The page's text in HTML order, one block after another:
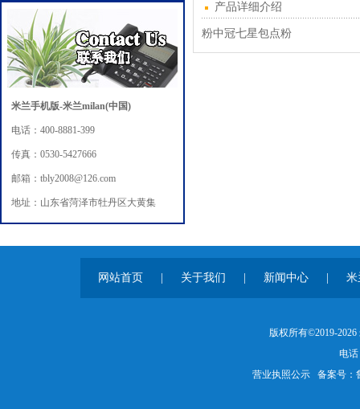
米兰手机版-米兰milan(中国)
电话：400-8881-399
传真：0530-5427666
邮箱：tbly2008@126.com
地址：山东省菏泽市牡丹区大黄集
产品详细介绍
粉中冠七星包点粉
网站首页 关于我们 新闻中心 米
版权所有©2019-
电话
营业执照公示备案号：鲁